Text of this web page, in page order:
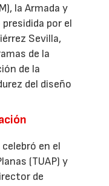
la Armada y
por el
Sevilla,
de la
de la
del diseño
en el
(TUAP) y
de